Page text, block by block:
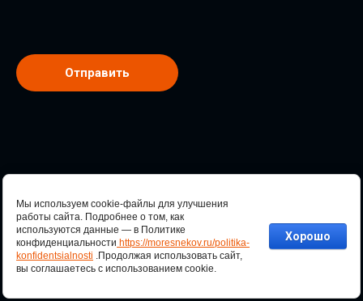
Отправить
2022 - 2026
Мы используем cookie-файлы для улучшения
работы сайта. Подробнее о том, как
используются данные — в Политике
конфиденциальности https://moresnekov.ru/politika-
konfidentsialnosti .Продолжая использовать сайт,
вы соглашаетесь с использованием cookie.
Хорошо